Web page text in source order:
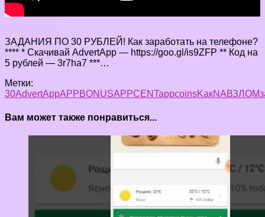
ЗАДАНИЯ ПО 30 РУБЛЕЙ! Как заработать на телефоне?
**** * Скачивай AdvertApp — https://goo.gl/is9ZFP ** Код на
5 рублей — 3r7ha7 ***…
Метки:
30AdvertAppAPPBONUSAPPCENTappcoinsKакNAВЗЛОМ
Вам может также понравиться...